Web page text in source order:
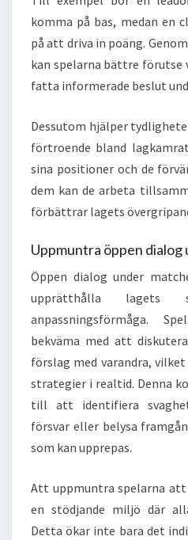
komma på bas, medan en
på att driva in poäng.
kan spelarna bättre förutse
fatta informerade beslut
Dessutom hjälper
förtroende bland
sina positioner och de
dem kan de arbeta
förbättrar lagets
Uppmuntra öppen
Öppen dialog under
upprätthålla lagets
anpassningsförmåga.
bekväma med att
förslag med varandra,
strategier i realtid. Denna
till att identifiera
försvar eller belysa
som kan upprepas.
Att uppmuntra spelarna
en stödjande miljö där
Detta ökar inte bara det